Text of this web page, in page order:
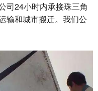
司24小时内承接珠三角
输和城市搬迁。我们公